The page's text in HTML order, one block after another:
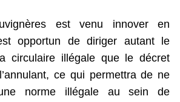
est venu innover en
opportun de diriger autant le
circulaire illégale que le décret
ce qui permettra de ne
norme illégale au sein de